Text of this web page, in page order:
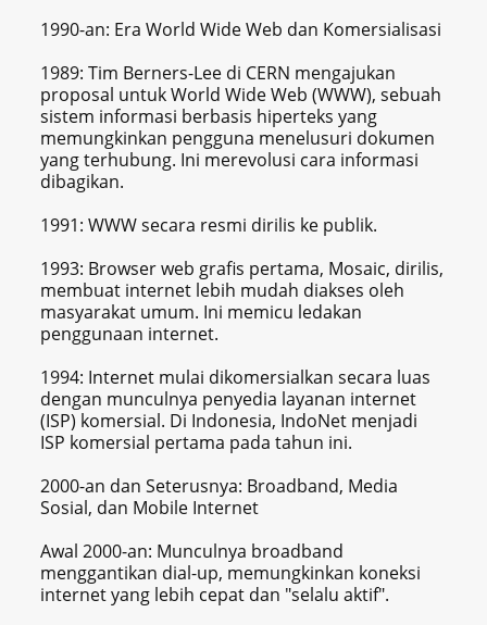
1990-an: Era World Wide Web dan Komersialisasi
1989: Tim Berners-Lee di CERN mengajukan
proposal untuk World Wide Web (WWW), sebuah
sistem informasi berbasis hiperteks yang
memungkinkan pengguna menelusuri dokumen
yang terhubung. Ini merevolusi cara informasi
dibagikan.
1991: WWW secara resmi dirilis ke publik.
1993: Browser web grafis pertama, Mosaic, dirilis,
membuat internet lebih mudah diakses oleh
masyarakat umum. Ini memicu ledakan
penggunaan internet.
1994: Internet mulai dikomersialkan secara luas
dengan munculnya penyedia layanan internet
(ISP) komersial. Di Indonesia, IndoNet menjadi
ISP komersial pertama pada tahun ini.
2000-an dan Seterusnya: Broadband, Media
Sosial, dan Mobile Internet
Awal 2000-an: Munculnya broadband
menggantikan dial-up, memungkinkan koneksi
internet yang lebih cepat dan "selalu aktif".